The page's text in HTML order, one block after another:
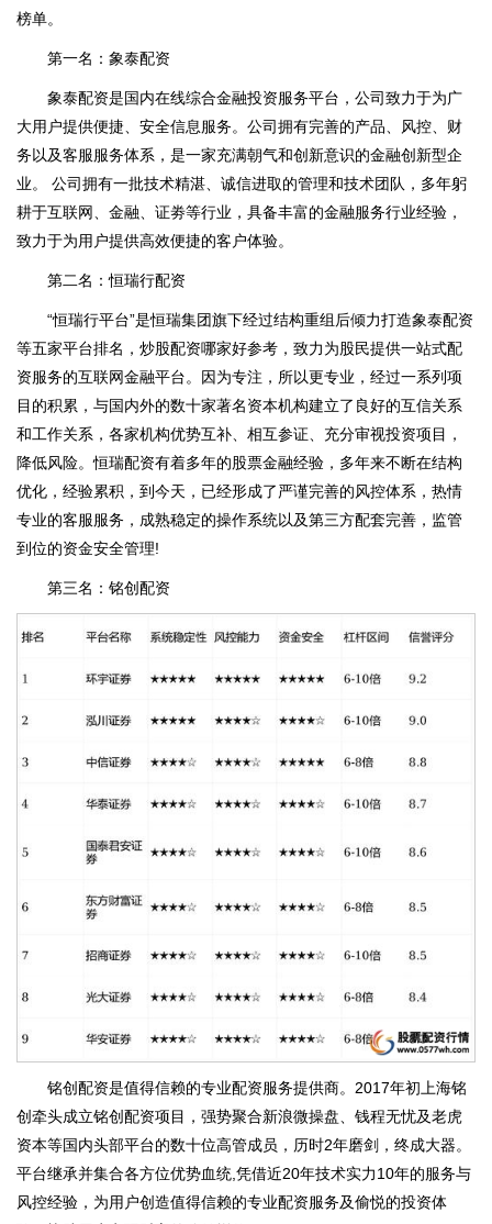
榜单。
第一名：象泰配资
象泰配资是国内在线综合金融投资服务平台，公司致力于为广
大用户提供便捷、安全信息服务。公司拥有完善的产品、风控、财
务以及客服服务体系，是一家充满朝气和创新意识的金融创新型企
业。 公司拥有一批技术精湛、诚信进取的管理和技术团队，多年躬
耕于互联网、金融、证劵等行业，具备丰富的金融服务行业经验，
致力于为用户提供高效便捷的客户体验。
第二名：恒瑞行配资
“恒瑞行平台”是恒瑞集团旗下经过结构重组后倾力打造象泰配资
等五家平台排名，炒股配资哪家好参考，致力为股民提供一站式配
资服务的互联网金融平台。因为专注，所以更专业，经过一系列项
目的积累，与国内外的数十家著名资本机构建立了良好的互信关系
和工作关系，各家机构优势互补、相互参证、充分审视投资项目，
降低风险。恒瑞配资有着多年的股票金融经验，多年来不断在结构
优化，经验累积，到今天，已经形成了严谨完善的风控体系，热情
专业的客服服务，成熟稳定的操作系统以及第三方配套完善，监管
到位的资金安全管理!
第三名：铭创配资
铭创配资是值得信赖的专业配资服务提供商。2017年初上海铭
创牵头成立铭创配资项目，强势聚合新浪微操盘、钱程无忧及老虎
资本等国内头部平台的数十位高管成员，历时2年磨剑，终成大器。
平台继承并集合各方位优势血统,凭借近20年技术实力10年的服务与
风控经验，为用户创造值得信赖的专业配资服务及偷悦的投资体